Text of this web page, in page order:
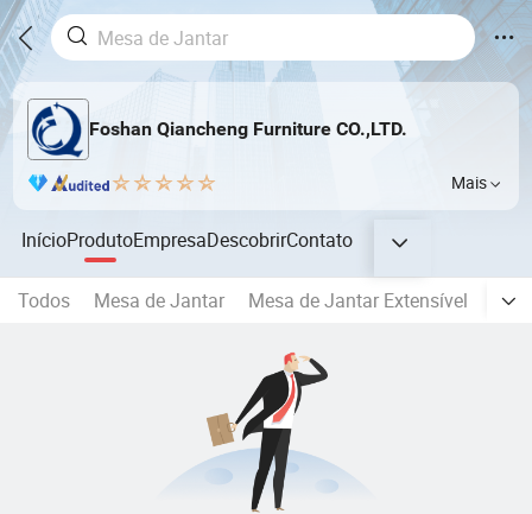
Foshan Qiancheng Furniture CO.,LTD.
Mais
InícioProdutoEmpresaDescobrirContato
Todos Mesa de Jantar Mesa de Jantar Extensível